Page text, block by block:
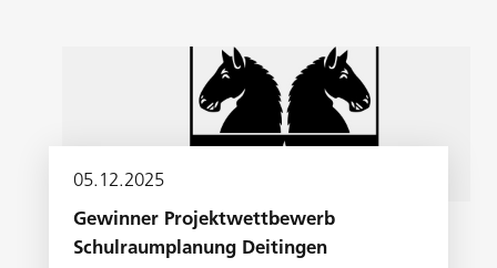
05. 12.2025
Gewinner Projektwettbewerb
Schulraumplanung Deitingen